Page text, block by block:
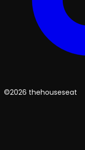
©2026 thehouseseat